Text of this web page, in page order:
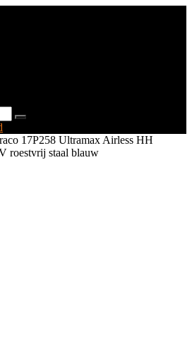
17P258 Ultramax Airless HH
roestvrij staal blauw